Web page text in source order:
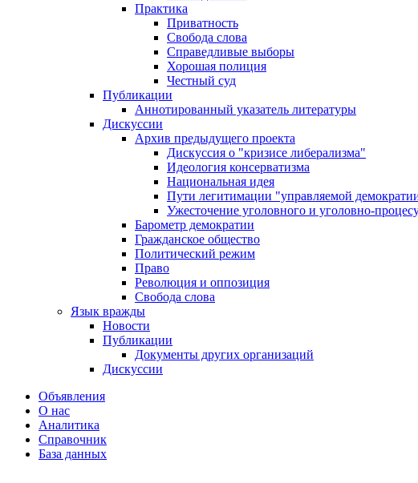
Практика
Приватность
Свобода слова
Справедливые выборы
Хорошая полиция
Честный суд
Публикации
Аннотированный указатель литературы
Дискуссии
Архив предыдущего проекта
Дискуссия о "кризисе либерализма"
Идеология консерватизма
Национальная идея
Пути легитимации "управляемой
Ужесточение уголовного и уголовно-
Барометр демократии
Гражданское общество
Политический режим
Право
Революция и оппозиция
Свобода слова
Язык вражды
Новости
Публикации
Документы других организаций
Дискуссии
Объявления
О нас
Аналитика
Справочник
База данных